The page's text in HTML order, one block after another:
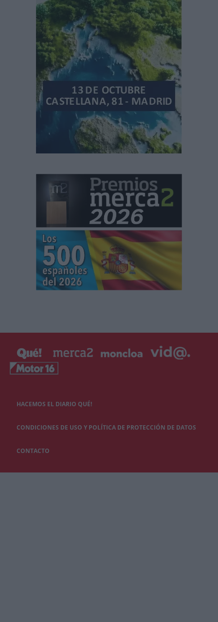
HACEMOS EL DIARIO QUÉ!
CONDICIONES DE USO Y POLÍTICA DE PROTECCIÓN DE DATOS
CONTACTO